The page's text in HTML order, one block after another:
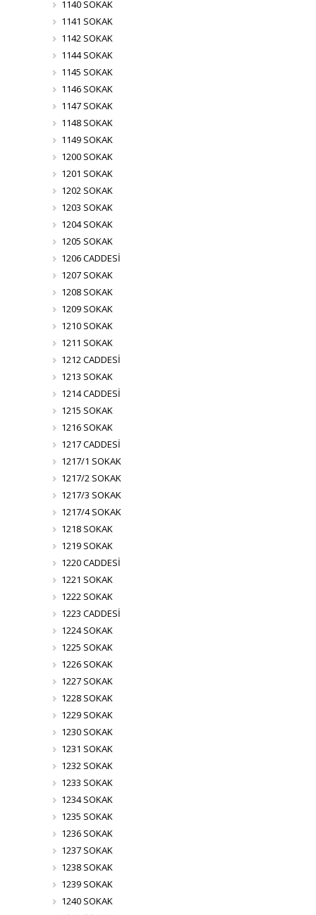
1140 SOKAK
1141 SOKAK
1142 SOKAK
1144 SOKAK
1145 SOKAK
1146 SOKAK
1147 SOKAK
1148 SOKAK
1149 SOKAK
1200 SOKAK
1201 SOKAK
1202 SOKAK
1203 SOKAK
1204 SOKAK
1205 SOKAK
1206 CADDESİ
1207 SOKAK
1208 SOKAK
1209 SOKAK
1210 SOKAK
1211 SOKAK
1212 CADDESİ
1213 SOKAK
1214 CADDESİ
1215 SOKAK
1216 SOKAK
1217 CADDESİ
1217/1 SOKAK
1217/2 SOKAK
1217/3 SOKAK
1217/4 SOKAK
1218 SOKAK
1219 SOKAK
1220 CADDESİ
1221 SOKAK
1222 SOKAK
1223 CADDESİ
1224 SOKAK
1225 SOKAK
1226 SOKAK
1227 SOKAK
1228 SOKAK
1229 SOKAK
1230 SOKAK
1231 SOKAK
1232 SOKAK
1233 SOKAK
1234 SOKAK
1235 SOKAK
1236 SOKAK
1237 SOKAK
1238 SOKAK
1239 SOKAK
1240 SOKAK